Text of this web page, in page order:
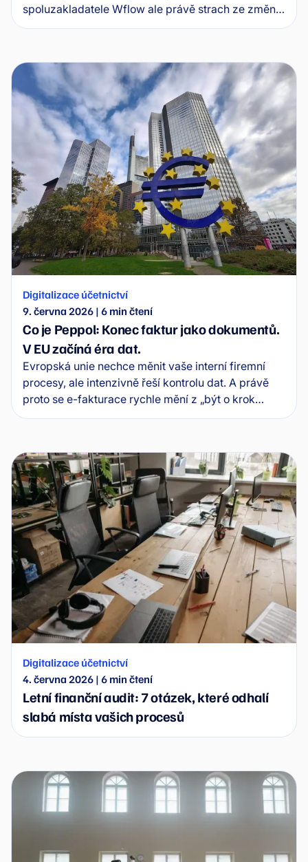
spoluzakladatele Wflow ale právě strach ze změny
brání mnoha firmám získat kontrolu nad financemi
firmy?
Digitalizace účetnictví
9. června 2026 | 6 min čtení
Co je Peppol: Konec faktur jako dokumentů.
V EU začíná éra dat.
Evropská unie nechce měnit vaše interní firemní
procesy, ale intenzivně řeší kontrolu dat. A právě
proto se e-fakturace rychle mění z „být o krok
napřed“ na standard, který bude povinný.
Digitalizace účetnictví
4. června 2026 | 6 min čtení
Letní finanční audit: 7 otázek, které odhalí
slabá místa vašich procesů